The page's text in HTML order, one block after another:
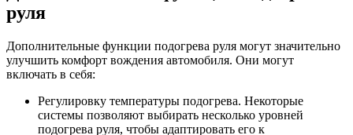
руля
Дополнительные функции подогрева руля могут значительно
улучшить комфорт вождения автомобиля. Они могут
включать в себя:
Регулировку температуры подогрева. Некоторые
системы позволяют выбирать несколько уровней
подогрева руля, чтобы адаптировать его к